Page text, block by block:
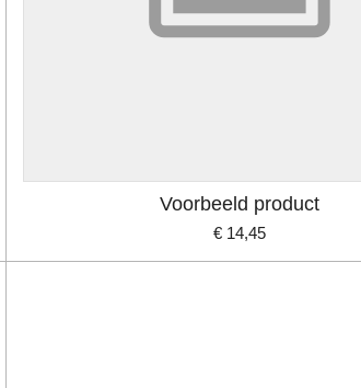
Voorbeeld product
€ 14,45